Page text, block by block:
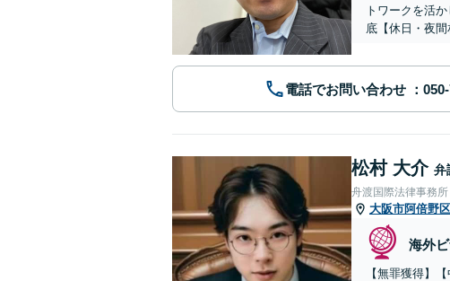
トワークを活
底【休日・夜間
電話でお問い合わせ
松村 大介 弁
舟渡国際法律事務所
大阪市阿倍野区
海外
【無罪獲得】